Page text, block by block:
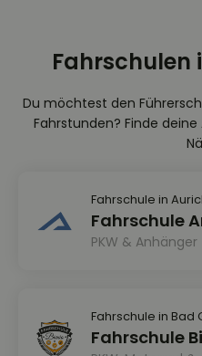
Fahrschulen
Du möchtest den
Fahrstunden? Finde
Fahrschule in
Fahrschule
PKW & Anhänger
Fahrschule in Bad
Fahrschule